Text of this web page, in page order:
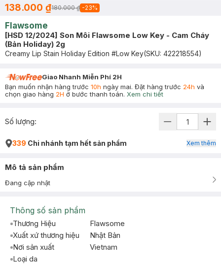
138.000 ₫180.000 ₫ -23%
Flawsome
[HSD 12/2024] Son Môi Flawsome Low Key - Cam Cháy
(Bản Holiday) 2g
Creamy Lip Stain Holiday Edition #Low Key(SKU: 422218554)
Giao Nhanh Miễn Phí 2H
Bạn muốn nhận hàng trước 10h ngày mai. Đặt hàng trước 24h và
chọn giao hàng 2H ở bước thanh toán. Xem chi tiết
Số lượng:
339 Chi nhánh tạm hết sản phẩm Xem thêm
Mô tả sản phẩm
Đang cập nhật
Thông số sản phẩm
Thương Hiệu
Flawsome
Xuất xứ thương hiệu
Nhật Bản
Nơi sản xuất
Vietnam
Loại da